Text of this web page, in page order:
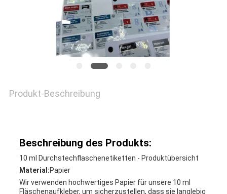
Produkt-Beschreibung
Beschreibung des Produkts:
10 ml Durchstechflaschenetiketten - Produktübersicht
Material:Papier
Wir verwenden hochwertiges Papier für unsere 10 ml
Fläschenaufkleber, um sicherzustellen, dass sie langlebig